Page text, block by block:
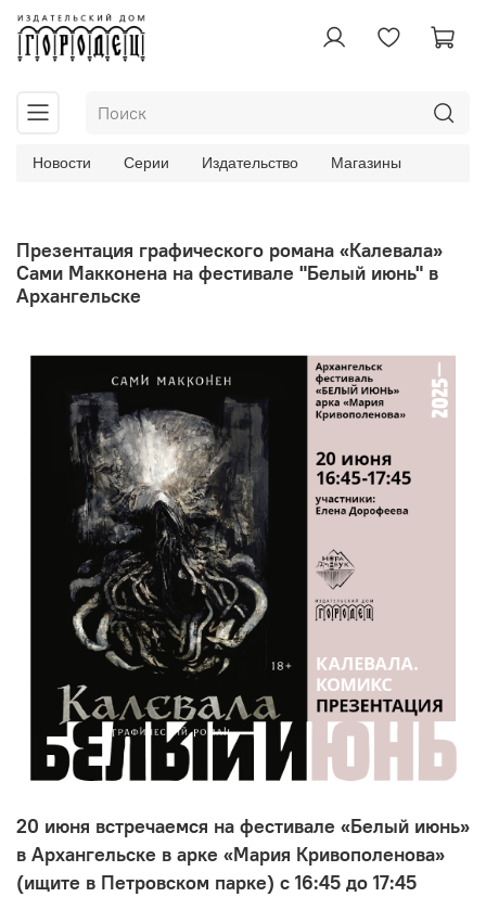
Новости Серии Издательство Магазины
Презентация графического романа «Калевала»
Сами Макконена на фестивале "Белый июнь" в
Архангельске
20 июня встречаемся на фестивале «Белый июнь»
в Архангельске в арке «Мария Кривополенова»
(ищите в Петровском парке) с 16:45 до 17:45